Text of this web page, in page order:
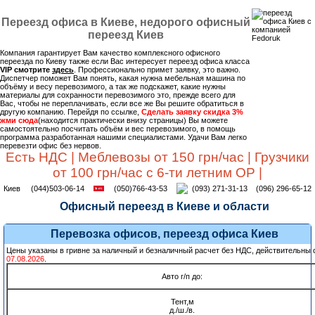
Переезд офиса в Киеве, недорого офисный
переезд Киев
Компания гарантирует Вам качество комплексного офисного
переезда по Киеву также если Вас интересует переезд офиса класса
VIP смотрите здесь. Профессионально примет заявку, это важно.
Диспетчер поможет Вам понять, какая нужна мебельная машина по
объёму и весу перевозимого, а так же подскажет, какие нужны
материалы для сохранности перевозимого это, прежде всего для
Вас, чтобы не переплачивать, если все же Вы решите обратиться в
другую компанию. Перейдя по ссылке, Сделать заявку скидка 3%
жми сюда(находится практически внизу страницы) Вы можете
самостоятельно посчитать объём и вес перевозимого, в помощь
программа разработанная нашими специалистами. Удачи Вам легко
перевезти офис без нервов.
Есть НДС | Меблевозы от 150 грн/час | Грузчики
от 100 грн/час с 6-ти летним ОР |
Киев (044)503-06-14 (050)766-43-53 (093) 271-31-13 (096) 296-65-12
Офисный переезд в Киеве и области
Перевозка офисов, переезд офиса Киев
Цены указаны в гривне за наличный и безналичный расчет без НДС, действительны
07.08.2026.
Авто г/п до:
Тент,м
д./ш./в.